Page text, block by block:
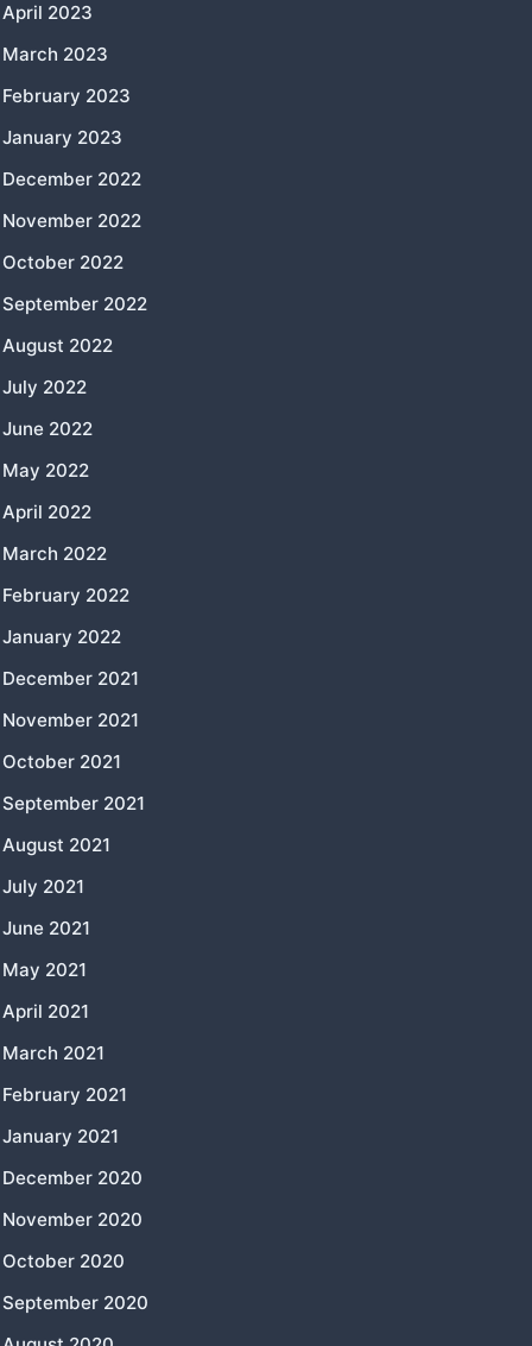
April 2023
March 2023
February 2023
January 2023
December 2022
November 2022
October 2022
September 2022
August 2022
July 2022
June 2022
May 2022
April 2022
March 2022
February 2022
January 2022
December 2021
November 2021
October 2021
September 2021
August 2021
July 2021
June 2021
May 2021
April 2021
March 2021
February 2021
January 2021
December 2020
November 2020
October 2020
September 2020